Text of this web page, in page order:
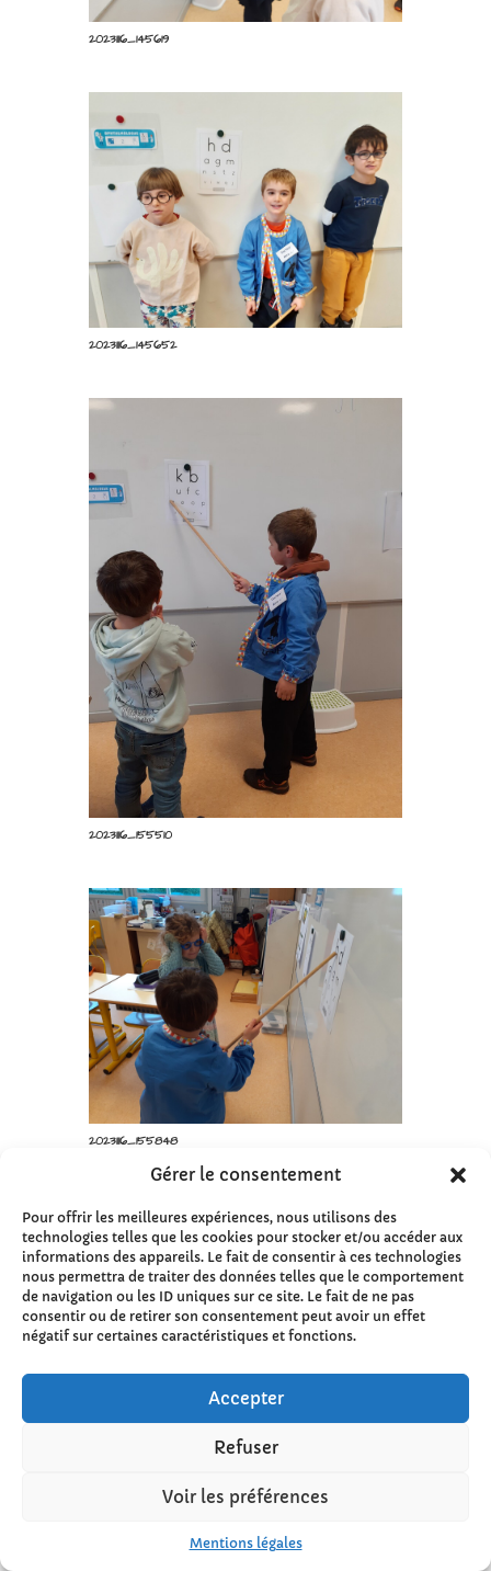
Gérer le consentement
Pour offrir les meilleures expériences, nous utilisons des
technologies telles que les cookies pour stocker et/ou accéder aux
informations des appareils. Le fait de consentir à ces technologies
nous permettra de traiter des données telles que le comportement
de navigation ou les ID uniques sur ce site. Le fait de ne pas
consentir ou de retirer son consentement peut avoir un effet
négatif sur certaines caractéristiques et fonctions.
Accepter
Refuser
Voir les préférences
Mentions légales
20231116_145619
20231116_155510
20231116_155848